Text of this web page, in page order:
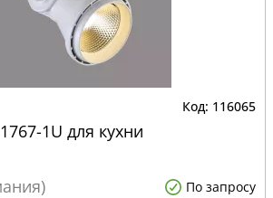
116065
1U для кухни
По запросу